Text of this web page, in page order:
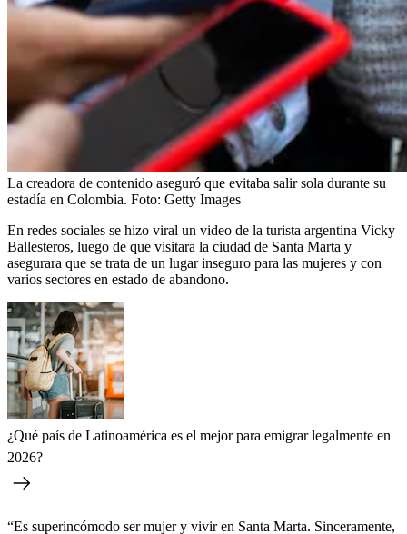
La creadora de contenido aseguró que evitaba salir sola durante su
estadía en Colombia. Foto: Getty Images
En redes sociales se hizo viral un video de la turista argentina Vicky
Ballesteros, luego de que visitara la ciudad de Santa Marta y
asegurara que se trata de un lugar inseguro para las mujeres y con
varios sectores en estado de abandono.
¿Qué país de Latinoamérica es el mejor para emigrar legalmente en
2026?
“Es superincómodo ser mujer y vivir en Santa Marta. Sinceramente,